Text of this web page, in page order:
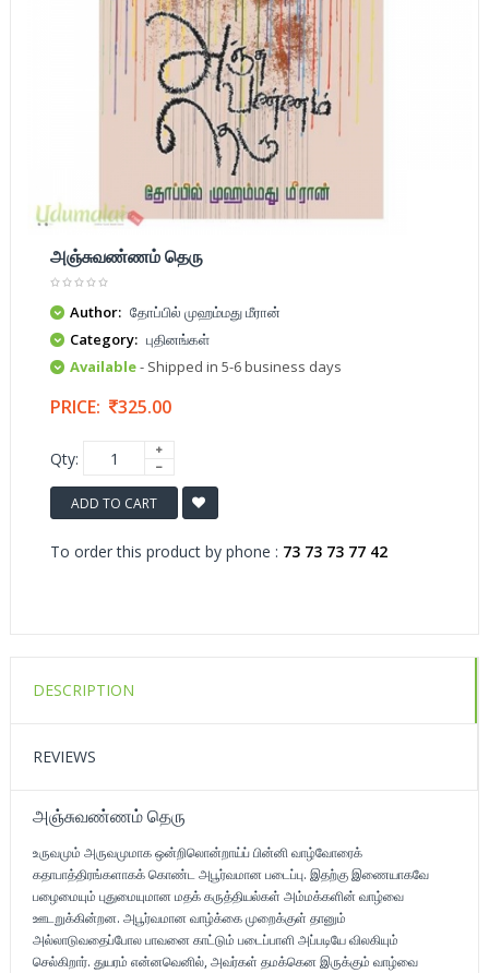
அஞ்சுவண்ணம் தெரு
Author: தோப்பில் முஹம்மது மீரான்
Category: புதினங்கள்
Available- Shipped in 5-6 business days
PRICE: 325.00
Qty:
ADD TO CART
To order this product by phone : 73 73 73 77 42
DESCRIPTION
REVIEWS
அஞ்சுவண்ணம் தெரு
உருவமும் அருவமுமாக ஒன்றிலொன்றாய்ப் பின்னி வாழ்வோரைக்
கதாபாத்திரங்களாகக் கொண்ட அபூர்வமான படைப்பு. இதற்கு இணையாகவே
பழைமையும் புதுமையுமான மதக் கருத்தியல்கள் அம்மக்களின் வாழ்வை
ஊடறுக்கின்றன. அபூர்வமான வாழ்க்கை முறைக்குள் தானும்
அல்லாடுவதைப்போல பாவனை காட்டும் படைப்பாளி அப்படியே விலகியும்
செல்கிறார். துயரம் என்னவெனில், அவர்கள் தமக்கென இருக்கும் வாழ்வை